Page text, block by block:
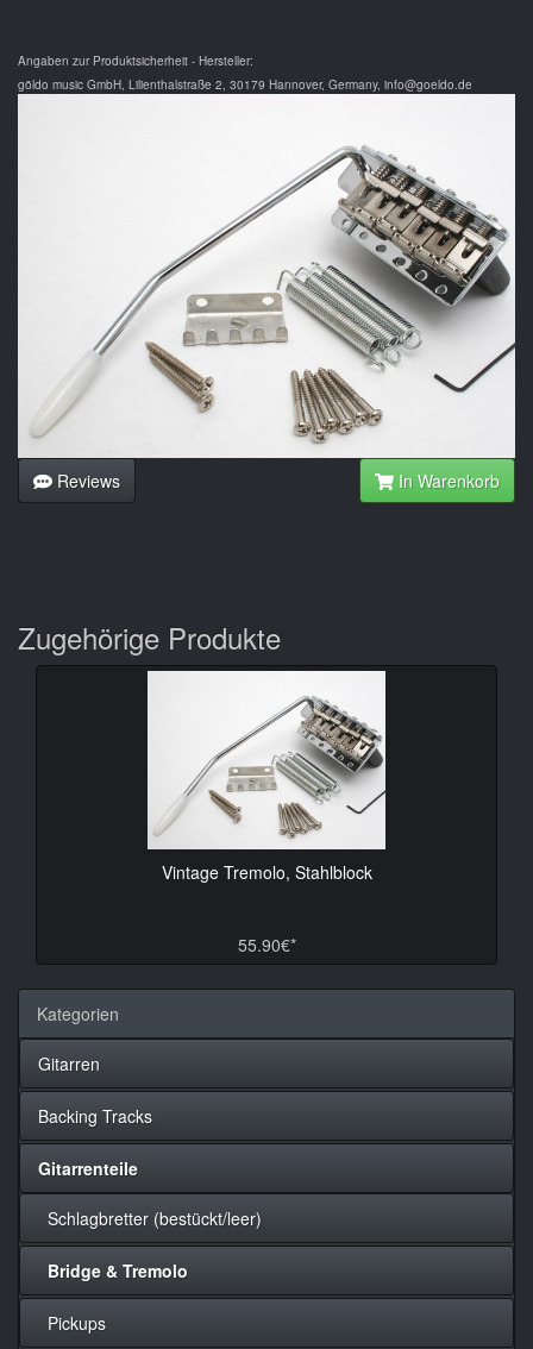
Angaben zur Produktsicherheit - Hersteller:
göldo music GmbH, Lilienthalstraße 2, 30179 Hannover, Germany, info@goeldo.de
Reviews In Warenkorb
Zugehörige Produkte
Vintage Tremolo, Stahlblock
55.90€*
Kategorien
Gitarren
Backing Tracks
Gitarrenteile
Schlagbretter (bestückt/leer)
Bridge & Tremolo
Pickups